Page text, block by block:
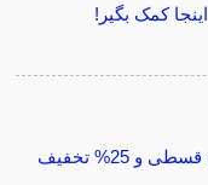
اینجا کمک بگیر!
پرداخت قسطی و 25% تخفیف